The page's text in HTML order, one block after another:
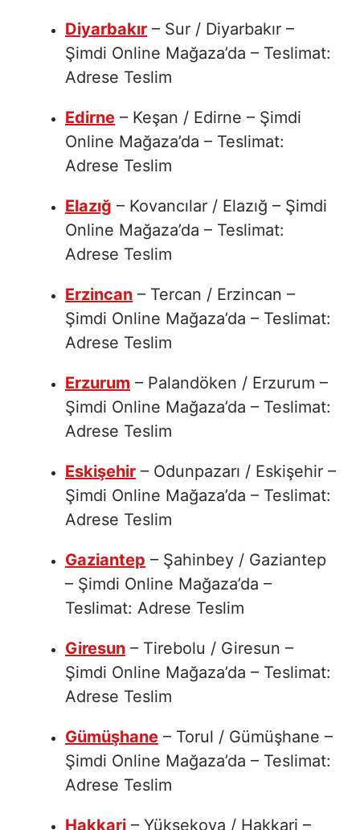
Diyarbakır – Sur / Diyarbakır –
Şimdi Online Mağaza’da – Teslimat:
Adrese Teslim
Edirne – Keşan / Edirne – Şimdi
Online Mağaza’da – Teslimat:
Adrese Teslim
Elazığ – Kovancılar / Elazığ – Şimdi
Online Mağaza’da – Teslimat:
Adrese Teslim
Erzincan – Tercan / Erzincan –
Şimdi Online Mağaza’da – Teslimat:
Adrese Teslim
Erzurum – Palandöken / Erzurum –
Şimdi Online Mağaza’da – Teslimat:
Adrese Teslim
Eskişehir – Odunpazarı / Eskişehir –
Şimdi Online Mağaza’da – Teslimat:
Adrese Teslim
Gaziantep – Şahinbey / Gaziantep
– Şimdi Online Mağaza’da –
Teslimat: Adrese Teslim
Giresun – Tirebolu / Giresun –
Şimdi Online Mağaza’da – Teslimat:
Adrese Teslim
Gümüşhane – Torul / Gümüşhane –
Şimdi Online Mağaza’da – Teslimat:
Adrese Teslim
Hakkari – Yüksekova / Hakkari –